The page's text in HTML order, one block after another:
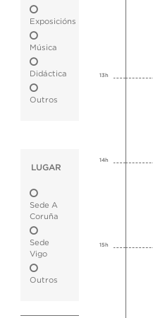
Exposicións
Música
Didáctica
Outros
LUGAR
Sede A
Coruña
Sede
Vigo
Outros
13h
14h
15h